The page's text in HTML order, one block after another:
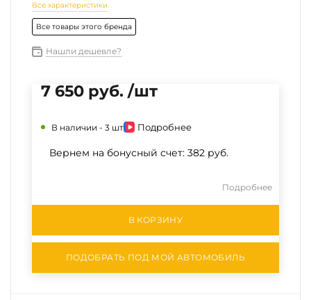
Все характеристики
Все товары этого бренда
Нашли дешевле?
7 650 руб. /шт
В наличии - 3 шт Подробнее
Вернем на бонусный счет: 382 руб.
Подробнее
В КОРЗИНУ
ПОДОБРАТЬ ПОД МОЙ АВТОМОБИЛЬ